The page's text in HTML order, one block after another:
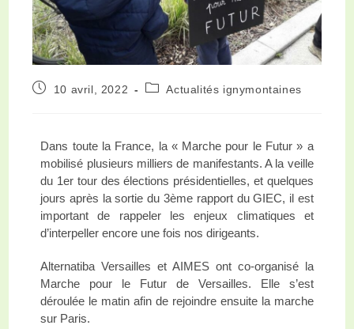
10 avril, 2022 Actualités ignymontaines
Dans toute la France, la « Marche pour le Futur » a
mobilisé plusieurs milliers de manifestants. A la veille
du 1er tour des élections présidentielles, et quelques
jours après la sortie du 3ème rapport du GIEC, il est
important de rappeler les enjeux climatiques et
d’interpeller encore une fois nos dirigeants.
Alternatiba Versailles et AIMES ont co-organisé la
Marche pour le Futur de Versailles. Elle s’est
déroulée le matin afin de rejoindre ensuite la marche
sur Paris.